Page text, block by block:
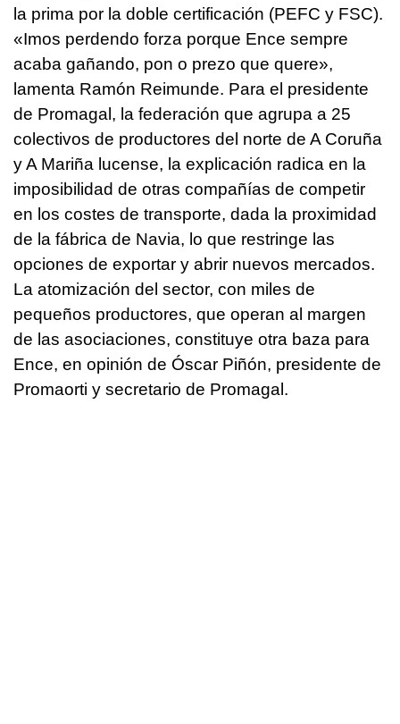
la prima por la doble certificación (PEFC y FSC).
«Imos perdendo forza porque Ence sempre
acaba gañando, pon o prezo que quere»,
lamenta Ramón Reimunde. Para el presidente
de Promagal, la federación que agrupa a 25
colectivos de productores del norte de A Coruña
y A Mariña lucense, la explicación radica en la
imposibilidad de otras compañías de competir
en los costes de transporte, dada la proximidad
de la fábrica de Navia, lo que restringe las
opciones de exportar y abrir nuevos mercados.
La atomización del sector, con miles de
pequeños productores, que operan al margen
de las asociaciones, constituye otra baza para
Ence, en opinión de Óscar Piñón, presidente de
Promaorti y secretario de Promagal.